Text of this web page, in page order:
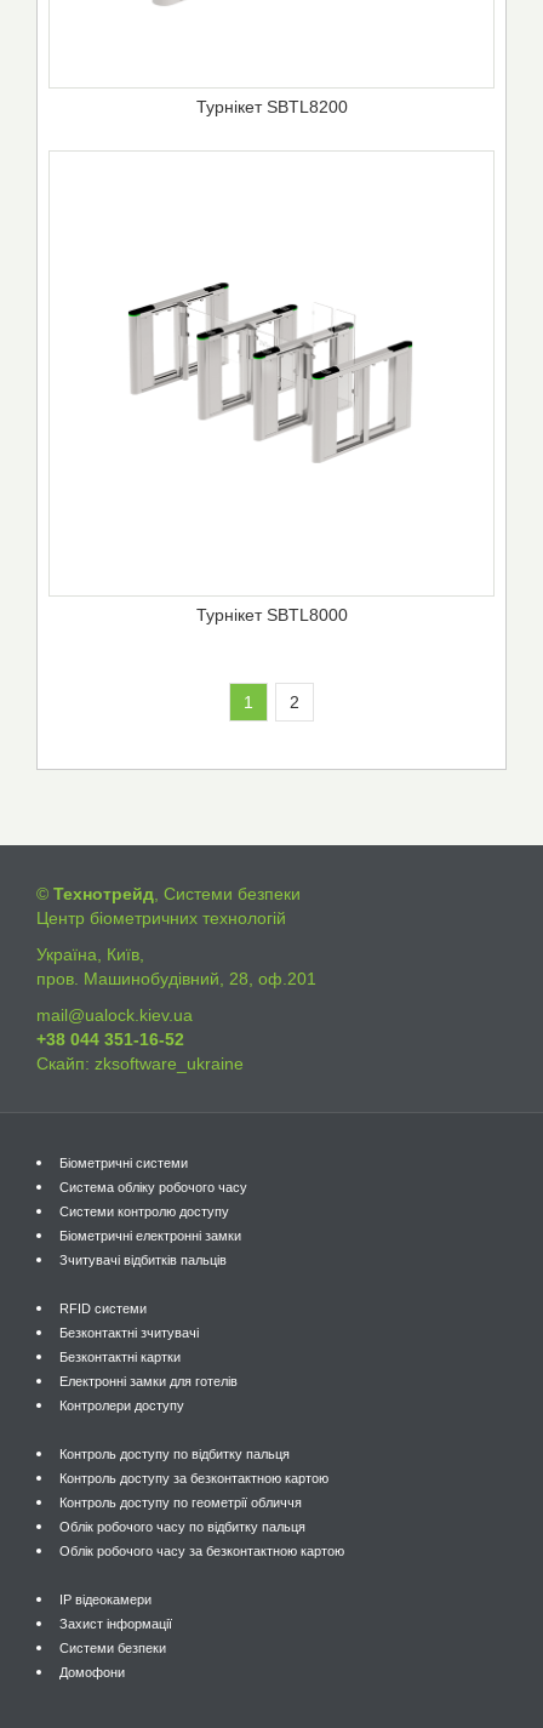
Турнікет SBTL8200
Турнікет SBTL8000
1 2
© Технотрейд , Системи безпеки
Центр біометричних технологій
Україна, Київ,
пров. Машинобудівний, 28, оф.201
mail@ualock.kiev.ua
+38 044 351-16-52
Скайп: zksoftware_ukraine
Біометричні системи
Система обліку робочого часу
Системи контролю доступу
Біометричні електронні замки
Зчитувачі відбитків пальців
RFID системи
Безконтактні зчитувачі
Безконтактні картки
Електронні замки для готелів
Контролери доступу
Контроль доступу по відбитку пальця
Контроль доступу за безконтактною картою
Контроль доступу по геометрії обличчя
Облік робочого часу по відбитку пальця
Облік робочого часу за безконтактною картою
IP відеокамери
Захист інформації
Системи безпеки
Домофони